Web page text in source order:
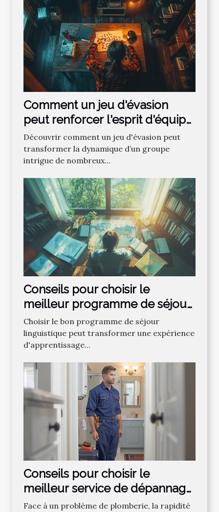
Comment un jeu d'évasion
peut renforcer l'esprit d'équipe
?
Découvrir comment un jeu d'évasion peut
transformer la dynamique d’un groupe
intrigue de nombreux...
Conseils pour choisir le
meilleur programme de séjour
linguistique
Choisir le bon programme de séjour
linguistique peut transformer une expérience
d'apprentissage...
Conseils pour choisir le
meilleur service de dépannage
plomberie
Face à un problème de plomberie, la rapidité